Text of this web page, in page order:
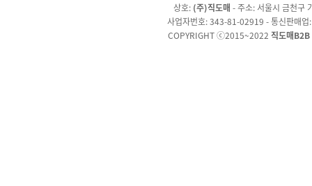
상호: (주)직도매 - 주소: 서울시 금천구
사업자번호: 343-81-02919 - 통신판매
COPYRIGHT ⓒ2015~2022 직도매B2B